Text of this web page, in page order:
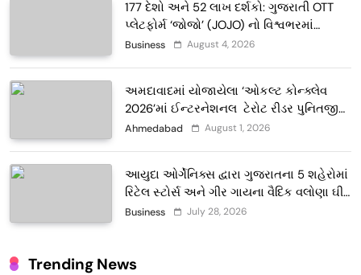
177 દેશો અને 52 લાખ દર્શકો: ગુજરાતી OTT
પ્લેટફોર્મ ‘જોજો’ (JOJO) નો વિશ્વભરમાં
દબદબો
Business August 4, 2026
અમદાવાદમાં યોજાયેલા ‘ઓકલ્ટ કોન્ક્લેવ
2026’માં ઈન્ટરનેશનલ ટેરોટ રીડર પુનિતજી
લુલ્લા એ ટેરોટ કાર્ડ રીડિંગ અંગે માહિતી આપી
Ahmedabad August 1, 2026
આયુદા ઓર્ગેનિક્સ દ્વારા ગુજરાતના 5 શહેરોમાં
રિટેલ સ્ટોર્સ અને ગીર ગાયના વૈદિક વલોણા ઘી-
દૂધની શુદ્ધ સેવાઓ સાથે વ્યાપક વિસ્તરણ
Business July 28, 2026
Trending News